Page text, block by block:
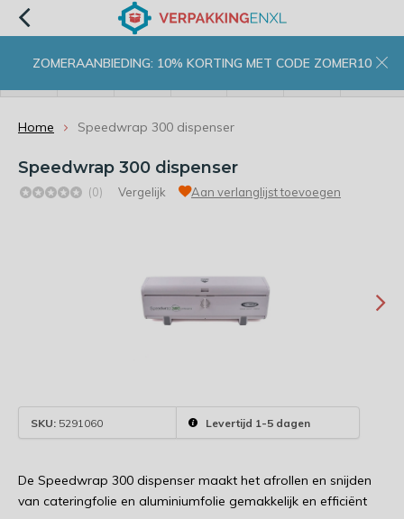
ZOMERAANBIEDING: 10% KORTING MET CODE ZOMER10
Home Speedwrap 300 dispenser
Speedwrap 300 dispenser
(0) Vergelijk Aan verlanglijst toevoegen
SKU: 5291060 Levertijd 1-5 dagen
De Speedwrap 300 dispenser maakt het afrollen en snijden
van cateringfolie en aluminiumfolie gemakkelijk en efficiënt